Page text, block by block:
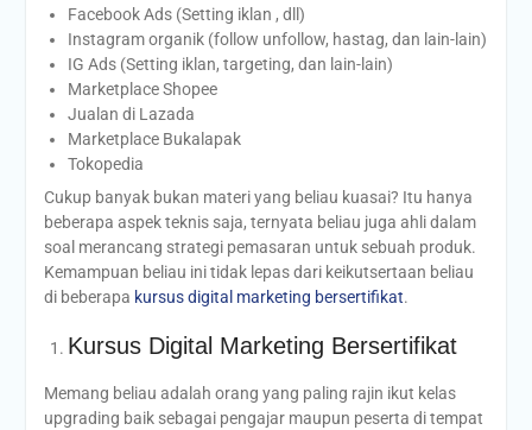
Facebook Ads (Setting iklan , dll)
Instagram organik (follow unfollow, hastag, dan lain-lain)
IG Ads (Setting iklan, targeting, dan lain-lain)
Marketplace Shopee
Jualan di Lazada
Marketplace Bukalapak
Tokopedia
Cukup banyak bukan materi yang beliau kuasai? Itu hanya
beberapa aspek teknis saja, ternyata beliau juga ahli dalam
soal merancang strategi pemasaran untuk sebuah produk.
Kemampuan beliau ini tidak lepas dari keikutsertaan beliau
di beberapa kursus digital marketing bersertifikat.
Kursus Digital Marketing Bersertifikat
Memang beliau adalah orang yang paling rajin ikut kelas
upgrading baik sebagai pengajar maupun peserta di tempat